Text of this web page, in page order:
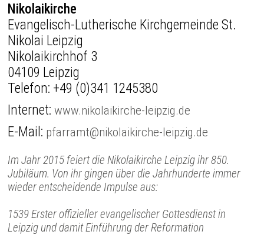
Nikolaikirche
Evangelisch-Lutherische Kirchgemeinde St.
Nikolai Leipzig
Nikolaikirchhof 3
04109 Leipzig
Telefon: +49 (0)341 1245380
Internet:www.nikolaikirche-leipzig.de
E-Mail: pfarramt@nikolaikirche-leipzig.de
Im Jahr 2015 feiert die Nikolaikirche Leipzig ihr 850.
Jubiläum. Von ihr gingen über die Jahrhunderte immer
wieder entscheidende Impulse aus:
1539 Erster offizieller evangelischer Gottesdienst in
Leipzig und damit Einführung der Reformation